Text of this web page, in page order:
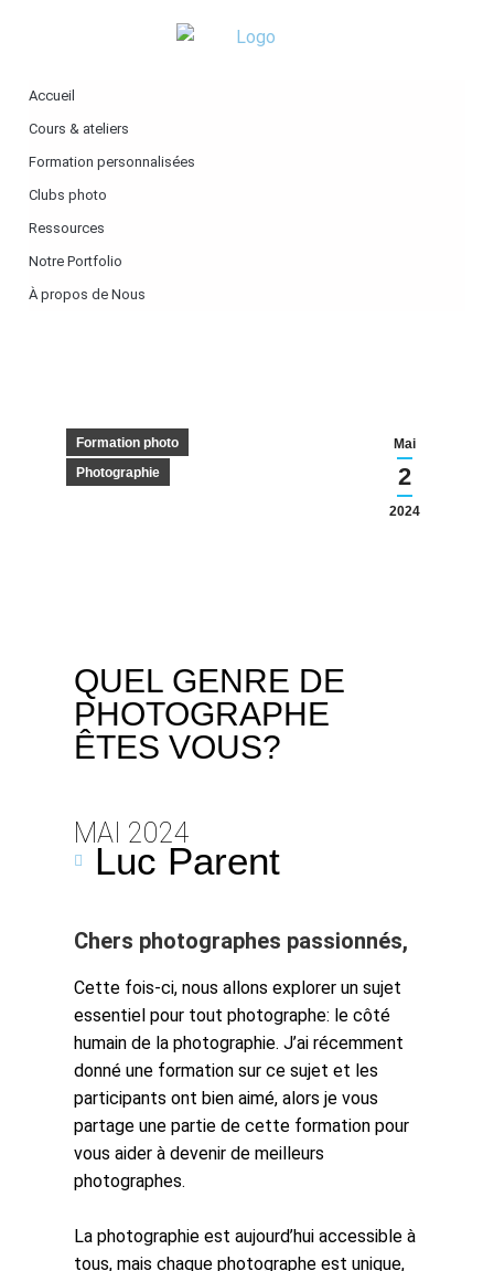
Accueil
Cours & ateliers
Formation personnalisées
Clubs photo
Ressources
Notre Portfolio
À propos de Nous
Mai
2
2024
Formation photo
Photographie
QUEL GENRE DE
PHOTOGRAPHE
ÊTES VOUS?
MAI 2024
Luc Parent
Chers photographes passionnés,
Cette fois-ci, nous allons explorer un sujet
essentiel pour tout photographe: le côté
humain de la photographie. J’ai récemment
donné une formation sur ce sujet et les
participants ont bien aimé, alors je vous
partage une partie de cette formation pour
vous aider à devenir de meilleurs
photographes.
La photographie est aujourd’hui accessible à
tous, mais chaque photographe est unique,